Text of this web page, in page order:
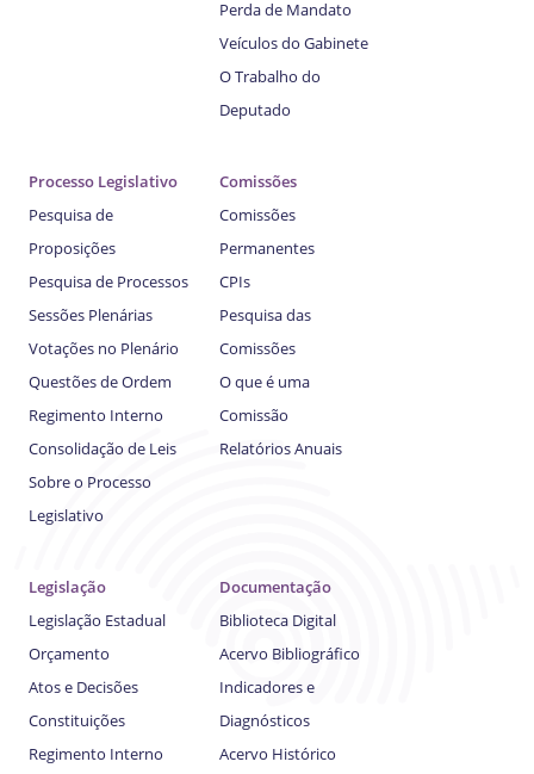
Perda de Mandato
Veículos do Gabinete
O Trabalho do
Deputado
Processo Legislativo
Pesquisa de
Proposições
Pesquisa de Processos
Sessões Plenárias
Votações no Plenário
Questões de Ordem
Regimento Interno
Consolidação de Leis
Sobre o Processo
Legislativo
Comissões
Comissões
Permanentes
CPIs
Pesquisa das
Comissões
O que é uma
Comissão
Relatórios Anuais
Legislação
Legislação Estadual
Orçamento
Atos e Decisões
Constituições
Regimento Interno
Documentação
Biblioteca Digital
Acervo Bibliográfico
Indicadores e
Diagnósticos
Acervo Histórico